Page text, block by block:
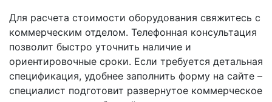
Для расчета стоимости оборудования свяжитесь с
коммерческим отделом. Телефонная консультация
позволит быстро уточнить наличие и
ориентировочные сроки. Если требуется детальная
спецификация, удобнее заполнить форму на сайте –
специалист подготовит развернутое коммерческое